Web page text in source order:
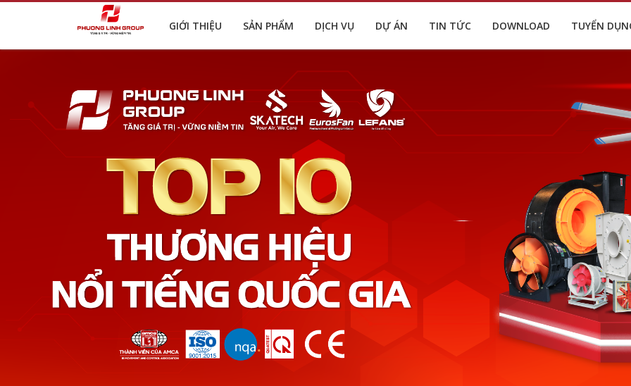
GIỚI THIỆU SẢN PHẨM DỊCH VỤ DỰ ÁN TIN TỨC DOWNLOAD TUYỂN